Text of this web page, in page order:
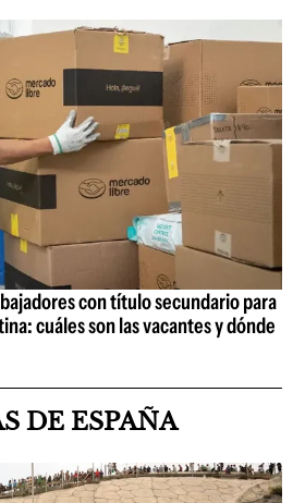
con título secundario para
cuáles son las vacantes y dónde
DE ESPAÑA